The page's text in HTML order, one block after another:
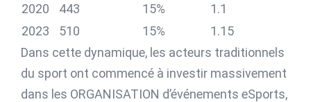
2020
443 15%
1.1
2023
510 15%
1.15
Dans cette dynamique, les acteurs traditionnels
du sport ont commencé à investir massivement
dans les ORGANISATION d’événements eSports,